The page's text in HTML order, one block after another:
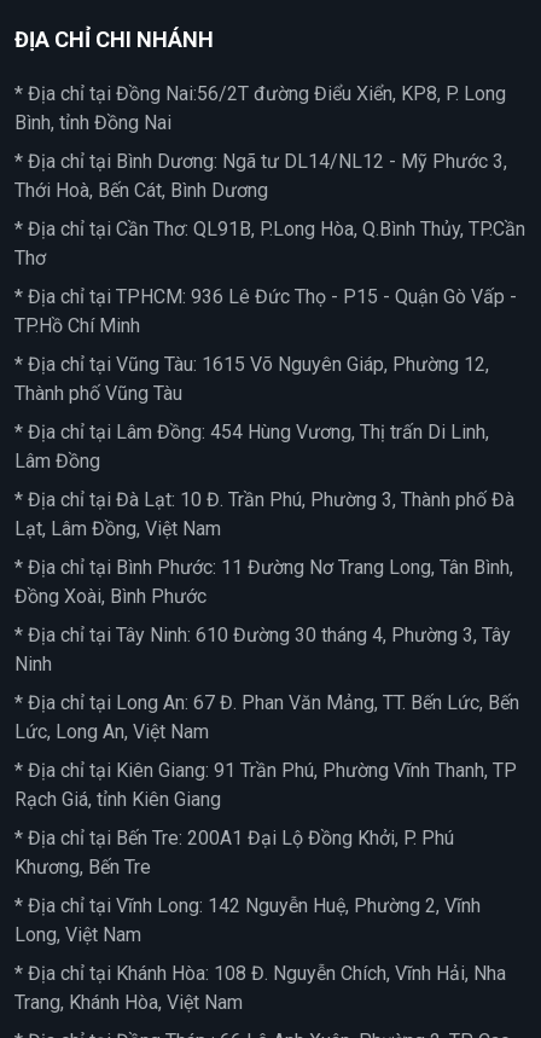
ĐỊA CHỈ CHI NHÁNH
* Địa chỉ tại Đồng Nai:56/2T đường Điểu Xiển, KP8, P. Long
Bình, tỉnh Đồng Nai
* Địa chỉ tại Bình Dương: Ngã tư DL14/NL12 - Mỹ Phước 3,
Thới Hoà, Bến Cát, Bình Dương
* Địa chỉ tại Cần Thơ: QL91B, P.Long Hòa, Q.Bình Thủy, TP.Cần
Thơ
* Địa chỉ tại TPHCM: 936 Lê Đức Thọ - P15 - Quận Gò Vấp -
TP.Hồ Chí Minh
* Địa chỉ tại Vũng Tàu: 1615 Võ Nguyên Giáp, Phường 12,
Thành phố Vũng Tàu
* Địa chỉ tại Lâm Đồng: 454 Hùng Vương, Thị trấn Di Linh,
Lâm Đồng
* Địa chỉ tại Đà Lạt: 10 Đ. Trần Phú, Phường 3, Thành phố Đà
Lạt, Lâm Đồng, Việt Nam
* Địa chỉ tại Bình Phước: 11 Đường Nơ Trang Long, Tân Bình,
Đồng Xoài, Bình Phước
* Địa chỉ tại Tây Ninh: 610 Đường 30 tháng 4, Phường 3, Tây
Ninh
* Địa chỉ tại Long An: 67 Đ. Phan Văn Mảng, TT. Bến Lức, Bến
Lức, Long An, Việt Nam
* Địa chỉ tại Kiên Giang: 91 Trần Phú, Phường Vĩnh Thanh, TP
Rạch Giá, tỉnh Kiên Giang
* Địa chỉ tại Bến Tre: 200A1 Đại Lộ Đồng Khởi, P. Phú
Khương, Bến Tre
* Địa chỉ tại Vĩnh Long: 142 Nguyễn Huệ, Phường 2, Vĩnh
Long, Việt Nam
* Địa chỉ tại Khánh Hòa: 108 Đ. Nguyễn Chích, Vĩnh Hải, Nha
Trang, Khánh Hòa, Việt Nam